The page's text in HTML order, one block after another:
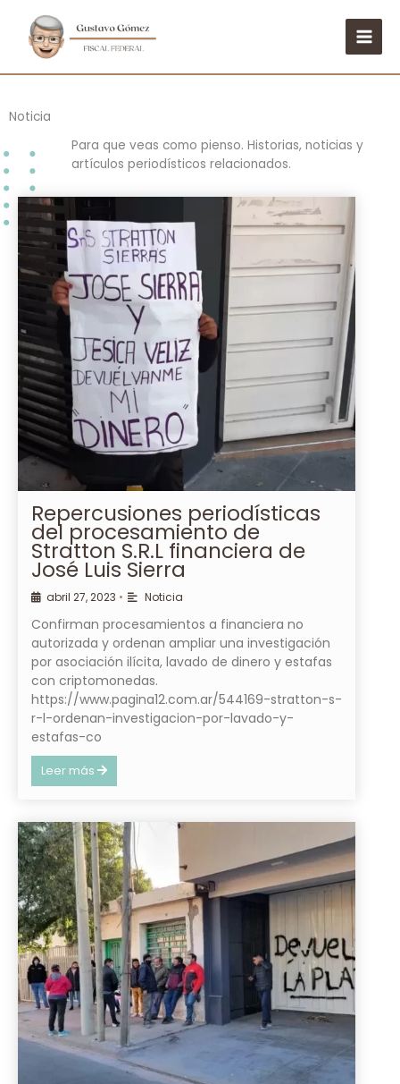
contenido
Noticia
Para que veas como pienso. Historias, noticias y
artículos periodísticos relacionados.
Repercusiones periodísticas
del procesamiento de
Stratton S.R.L financiera de
José Luis Sierra
abril 27, 2023 • Noticia
Confirman procesamientos a financiera no
autorizada y ordenan ampliar una investigación
por asociación ilícita, lavado de dinero y estafas
con criptomonedas.
https://www.pagina12.com.ar/544169-stratton-s-
r-l-ordenan-investigacion-por-lavado-y-
estafas-co
Leer más